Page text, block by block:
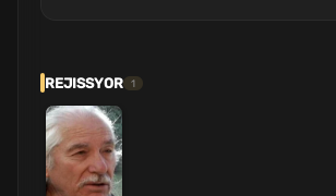
REJISSYOR 1